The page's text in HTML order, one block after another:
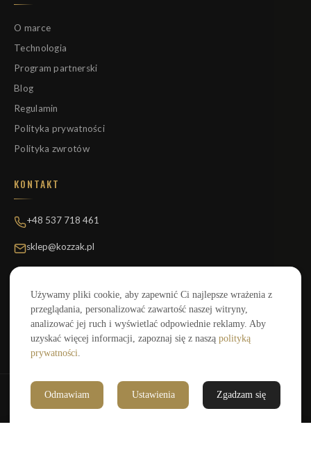
O marce
Technologia
Program partnerski
Blog
Regulamin
Polityka prywatności
Polityka zwrotów
KONTAKT
+48 537 718 461
sklep@kozzak.pl
NIP 9182151004
Płatności: VISA BLIK P24
2026Kozzak Bikes. Wszystkie prawa zastrzeżone.
Regulamin
Zwroty
Używamy pliki cookie, aby zapewnić Ci najlepsze wrażenia z
przeglądania, personalizować zawartość naszej witryny,
analizować jej ruch i wyświetlać odpowiednie reklamy. Aby
uzyskać więcej informacji, zapoznaj się z naszą polityką
prywatności.
Zgadzam się
Ustawienia
Odmawiam